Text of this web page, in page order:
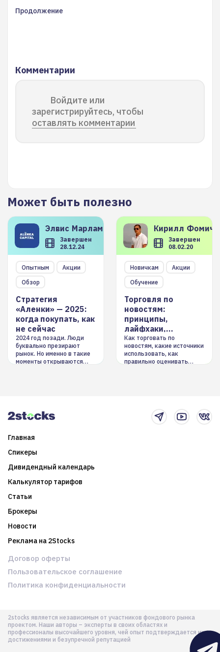
Продолжение
Комментарии
Войдите или
зарегистрируйтесь, чтобы
оставлять комментарии
Может быть полезно
Элвис Марламов
Завершен
28.12.24
Опытным
Акции
Обзор
Стратегия
«Аленки» — 2025:
когда покупать, как
не сейчас
2024 год позади. Люди
буквально презирают
рынок. Но именно в такие
моменты открываются
Кирилл
Завершен
08.02.20
Новичкам
Акции
Обучение
Торговля по
новостям:
принципы,
лайфхаки,
инструменты
Как торговать по
новостям, какие источники
использовать, как
правильно оценивать
Главная
Спикеры
Дивидендный календарь
Калькулятор тарифов
Статьи
Брокеры
Новости
Реклама на 2Stocks
2stocks является независимым от участников фондового рынка
проектом. Наши авторы – эксперты в своих областях и
профессионалы высочайшего уровня, чей опыт подтверждается их
достижениями и безупречной репутацией
Договор оферты
Пользовательское соглашение
Политика конфиденциальности